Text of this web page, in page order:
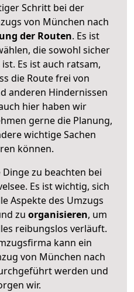
Schritt bei der
von München nach
der Routen. Es ist
die sowohl sicher
ist. Es ist auch ratsam,
die Route frei von
anderen Hindernissen
hier haben wir
gerne die Planung,
wichtige Sachen
können.
zu beachten bei
Es ist wichtig, sich
Aspekte des Umzugs
zu organisieren, um
reibungslos verläuft.
kann ein
von München nach
werden und
wir.